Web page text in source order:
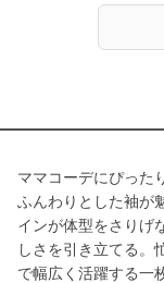
ママコーデにぴった
ふんわりとした袖が
インが体型をさりげ
しさを引き立てる。
で幅広く活躍する一